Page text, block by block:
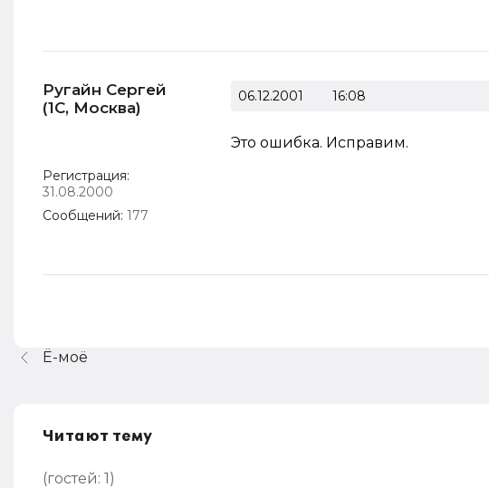
Ругайн Сергей
(1С, Москва)
Регистрация:
31.08.2000
Сообщений: 177
06.12.2001 16:08
Это ошибка. Исправим.
Ё-моё
Читают тему
(гостей: 1)